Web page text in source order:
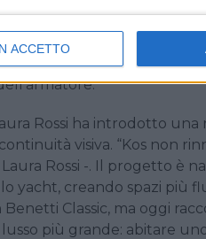
ACCETTO
di contaminazioni
e riprofilatura, mentre il
liberando nuove
Rossi ha introdotto una
visiva. “Kos non
Rossi -. Il progetto è
yacht, creando spazi più
Classic, ma oggi
più grande: abitare